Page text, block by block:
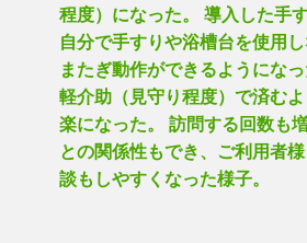
程度）になった。 導入した手
自分で手すりや浴槽台を使用
またぎ動作ができるようにな
軽介助（見守り程度）で済む
楽になった。 訪問する回数も
との関係性もでき、ご利用者
談もしやすくなった様子。